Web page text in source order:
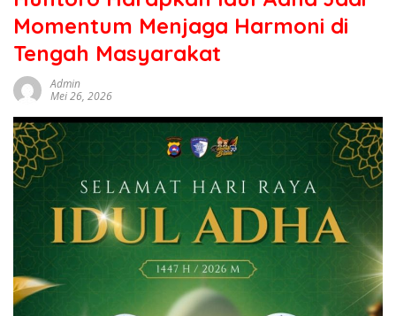
sumbar
tv
live
Momentum Menjaga Harmoni di
Tengah Masyarakat
Admin
Mei 26, 2026